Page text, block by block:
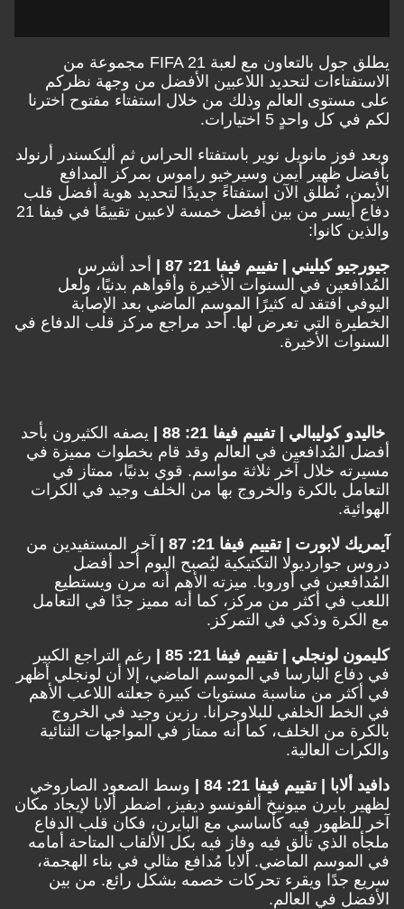
يطلق جول بالتعاون مع لعبة FIFA 21 مجموعة من
الاستفتاءات لتحديد اللاعبين الأفضل من وجهة نظركم
على مستوى العالم وذلك من خلال استفتاء مفتوح اخترنا
لكم في كل واحدٍ 5 اختيارات.
وبعد فوز مانويل نوير باستفتاء الحراس ثم أليكسندر أرنولد
بأفضل ظهير أيمن وسيرخيو راموس بمركز المدافع
الأيمن، نُطلق الآن استفتاءً جديدًا لتحديد هوية أفضل قلب
دفاع أيسر من بين أفضل خمسة لاعبين تقييمًا في فيفا 21
والذين كانوا:
جيورجيو كيليني | تفييم فيفا 21: 87 |
أحد أشرس
المُدافعين في السنوات الأخيرة وأقواهم بدنيًا، ولعل
اليوفي افتقد له كثيرًا الموسم الماضي بعد الإصابة
الخطيرة التي تعرض لها. أحد مراجع مركز قلب الدفاع في
السنوات الأخيرة.
خاليدو كوليبالي | تفييم فيفا 21: 88 |
يصفه الكثيرون بأحد
أفضل المُدافعين في العالم وقد قام بخطوات مميزة في
مسيرته خلال آخر ثلاثة مواسم. قوي بدنيًا، ممتاز في
التعامل بالكرة والخروج بها من الخلف وجيد في الكرات
الهوائية.
آيمريك لابورت | تقييم فيفا 21: 87 |
آخر المستفيدين من
دروس جوارديولا التكتيكية ليُصبح اليوم أحد أفضل
المُدافعين في أوروبا. ميزته الأهم أنه مرن ويستطيع
اللعب في أكثر من مركز، كما أنه مميز جدًا في التعامل
مع الكرة وذكي في التمركز.
كليمون لونجلي | تقييم فيفا 21: 85 |
رغم التراجع الكبير
في دفاع البارسا في الموسم الماضي، إلا أن لونجلي أظهر
في أكثر من مناسبة مستويات كبيرة جعلته اللاعب الأهم
في الخط الخلفي للبلاوجرانا. رزين وجيد في الخروج
بالكرة من الخلف، كما أنه ممتاز في المواجهات الثنائية
والكرات العالية.
دافيد ألابا | تقييم فيفا 21: 84 |
وسط الصعود الصاروخي
لظهير بايرن ميونيخ ألفونسو ديفيز، اضطر ألابا لإيجاد مكان
آخر للظهور فيه كأساسي مع البايرن، فكان قلب الدفاع
ملجأه الذي تألق فيه وفاز فيه بكل الألقاب المتاحة أمامه
في الموسم الماضي. ألابا مُدافع مثالي في بناء الهجمة،
سريع جدًا ويقرء تحركات خصمه بشكل رائع. من بين
الأفضل في العالم.